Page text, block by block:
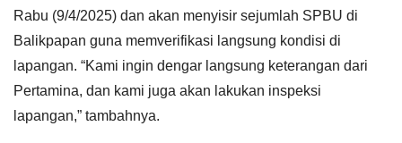
Rabu (9/4/2025) dan akan menyisir sejumlah SPBU di
Balikpapan guna memverifikasi langsung kondisi di
lapangan. “Kami ingin dengar langsung keterangan dari
Pertamina, dan kami juga akan lakukan inspeksi
lapangan,” tambahnya.